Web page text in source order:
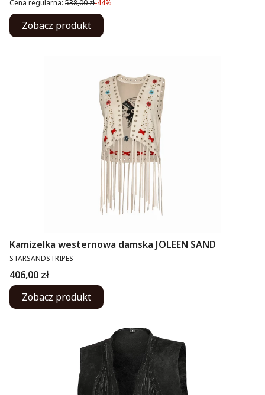
Cena regularna: 538,00 zł-44%
Zobacz produkt
Kamizelka westernowa damska JOLEEN SAND
PRODUCENT
STARSANDSTRIPES
Cena
406,00 zł
Zobacz produkt